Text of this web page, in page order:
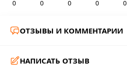
0 0 0 0 0
ОТЗЫВЫ И КОММЕНТАРИИ
НАПИСАТЬ ОТЗЫВ